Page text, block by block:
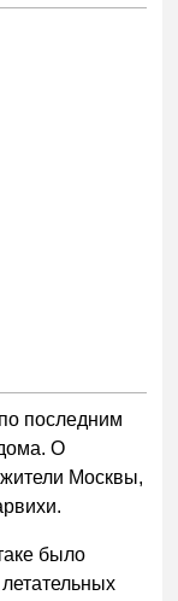
последним
О
Москвы,
было